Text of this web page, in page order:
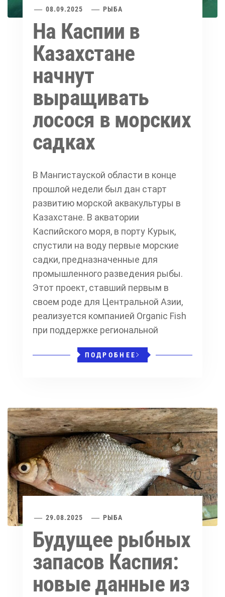
08.09.2025 РЫБА
На Каспии в
Казахстане
начнут
выращивать
лосося в морских
садках
В Мангистауской области в конце
прошлой недели был дан старт
развитию морской аквакультуры в
Казахстане. В акватории
Каспийского моря, в порту Курык,
спустили на воду первые морские
садки, предназначенные для
промышленного разведения рыбы.
Этот проект, ставший первым в
своем роде для Центральной Азии,
реализуется компанией Organic Fish
при поддержке региональной
ПОДРОБНЕЕ
29.08.2025 РЫБА
Будущее рыбных
запасов Каспия:
новые данные из